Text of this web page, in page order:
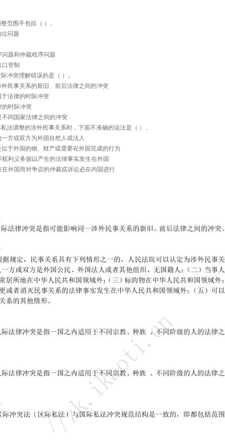
范围不包括（ ）。
问题
题和仲裁程序问题
管制
冲突理解错误的是（ ）。
民事关系的新旧、前后法律之间的冲突
法律的时际冲突
的时际冲突
不同国家法律之间的冲突
法调整的涉外民事关系时，下面不准确的说法是（ ）。
方或双方为外国自然人或法人
于外国的物、财产或需要在外国完成的行为
利义务据以产生的法律事实发生在外国
在外国而对争议的仲裁或诉讼必在内国进行